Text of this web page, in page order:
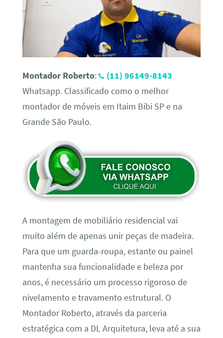
Montador Roberto:
(11) 96149-8143
Whatsapp. Classificado como o melhor
montador de móveis em Itaim Bibi SP e na
Grande São Paulo.
A montagem de mobiliário residencial vai
muito além de apenas unir peças de madeira.
Para que um guarda-roupa, estante ou painel
mantenha sua funcionalidade e beleza por
anos, é necessário um processo rigoroso de
nivelamento e travamento estrutural. O
Montador Roberto, através da parceria
estratégica com a DL Arquitetura, leva até a sua